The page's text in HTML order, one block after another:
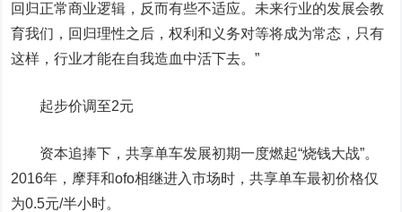
回归正常商业逻辑，反而有些不适应。未来行业的发展会教
育我们，回归理性之后，权利和义务对等将成为常态，只有
这样，行业才能在自我造血中活下去。”
起步价调至2元
资本追捧下，共享单车发展初期一度燃起“烧钱大战”。
2016年，摩拜和ofo相继进入市场时，共享单车最初价格仅
为0.5元/半小时。